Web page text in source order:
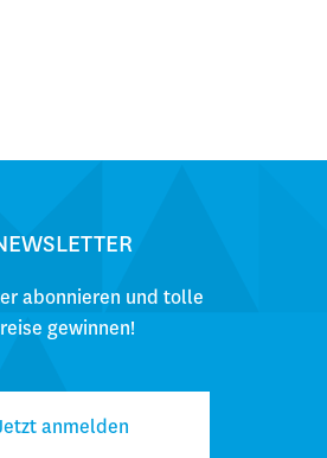
abonnieren und tolle
gewinnen!
anmelden